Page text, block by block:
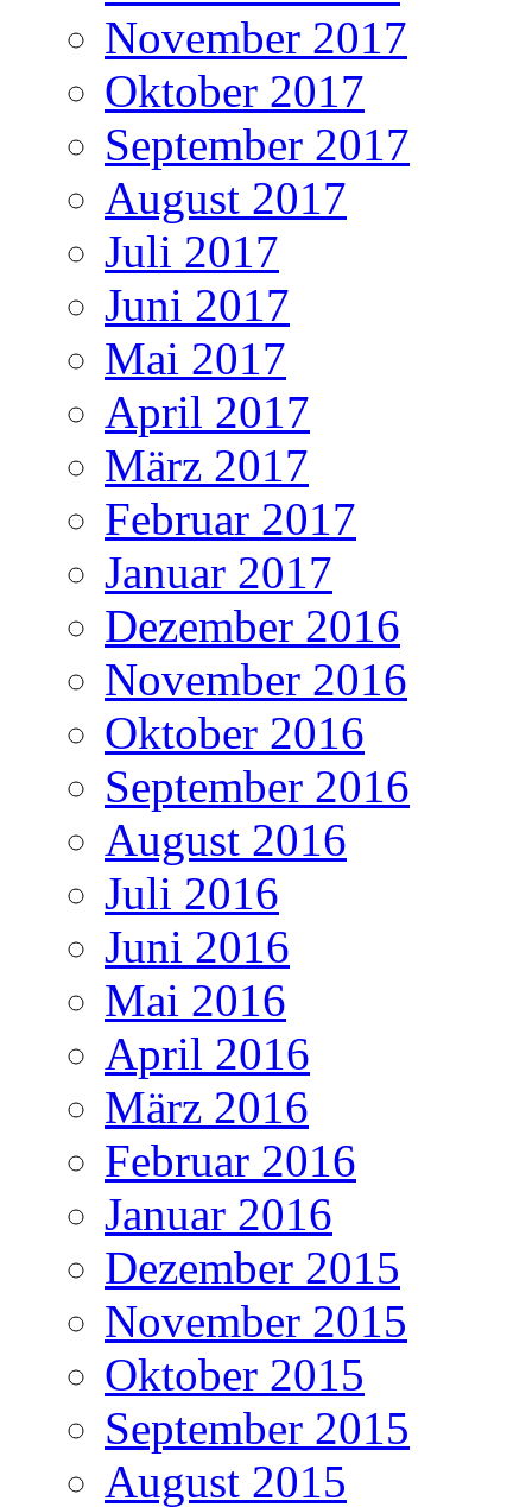
November 2017
Oktober 2017
September 2017
August 2017
Juli 2017
Juni 2017
Mai 2017
April 2017
März 2017
Februar 2017
Januar 2017
Dezember 2016
November 2016
Oktober 2016
September 2016
August 2016
Juli 2016
Juni 2016
Mai 2016
April 2016
März 2016
Februar 2016
Januar 2016
Dezember 2015
November 2015
Oktober 2015
September 2015
August 2015